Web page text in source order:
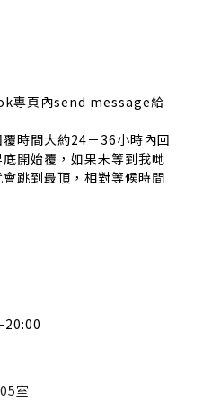
專頁內send message給
覆時間大約24－36小時內回
開始覆，如果未等到我哋
跳到最頂，相對等候時間
室